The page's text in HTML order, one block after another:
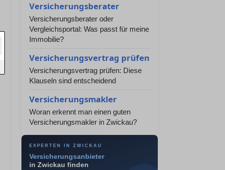
Versicherungsberater
Versicherungsberater oder
Vergleichsportal: Was passt für meine
Immobilie?
Versicherungsvertrag prüfen
Versicherungsvertrag prüfen: Diese
Klauseln sind entscheidend
Versicherungsmakler
Woran erkennt man einen guten
Versicherungsmakler in Zwickau?
EXPERTEN IN ZWICKAU
Versicherungsanbieter
in Zwickau finden